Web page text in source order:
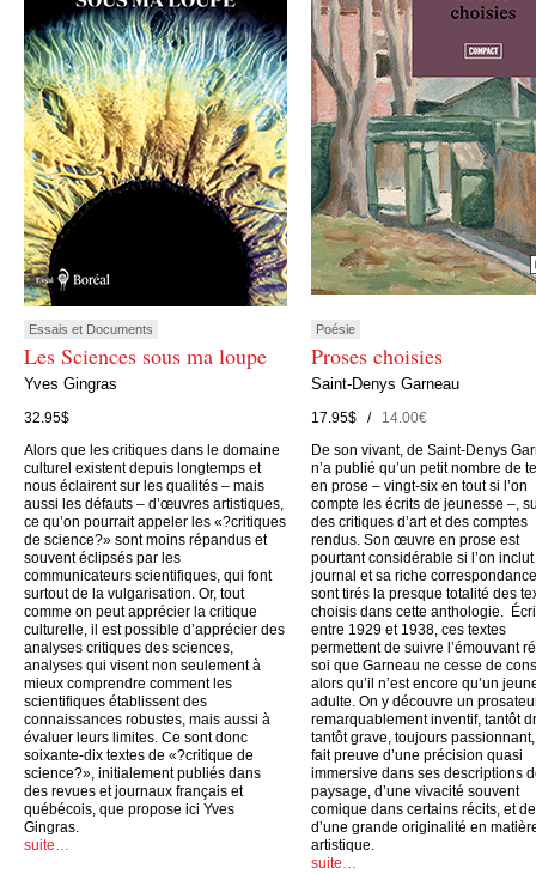
Essais et Documents
Les Sciences sous ma loupe
Yves Gingras
32.95$
Alors que les critiques dans le domaine
culturel existent depuis longtemps et
nous éclairent sur les qualités – mais
aussi les défauts – d’œuvres artistiques,
ce qu’on pourrait appeler les «?critiques
de science?» sont moins répandus et
souvent éclipsés par les
communicateurs scientifiques, qui font
surtout de la vulgarisation. Or, tout
comme on peut apprécier la critique
culturelle, il est possible d’apprécier des
analyses critiques des sciences,
analyses qui visent non seulement à
mieux comprendre comment les
scientifiques établissent des
connaissances robustes, mais aussi à
évaluer leurs limites. Ce sont donc
soixante-dix textes de «?critique de
science?», initialement publiés dans
des revues et journaux français et
québécois, que propose ici Yves
Gingras.
suite…
Poésie
Proses choisies
Saint-Denys Garneau
17.95$ /14.00€
De son vivant, de Saint-Denys
n’a publié qu’un petit nombre de
en prose – vingt-six en tout si l’on
compte les écrits de jeunesse –,
des critiques d’art et des comptes
rendus. Son œuvre en prose est
pourtant considérable si l’on
journal et sa riche
sont tirés la presque totalité des
choisis dans cette anthologie.
entre 1929 et 1938, ces textes
permettent de suivre l’émouvant
soi que Garneau ne cesse de
alors qu’il n’est encore qu’un
adulte. On y découvre un
remarquablement inventif, tantôt
tantôt grave, toujours
fait preuve d’une précision quasi
immersive dans ses descriptions
paysage, d’une vivacité souvent
comique dans certains récits, et
d’une grande originalité en
artistique.
suite…